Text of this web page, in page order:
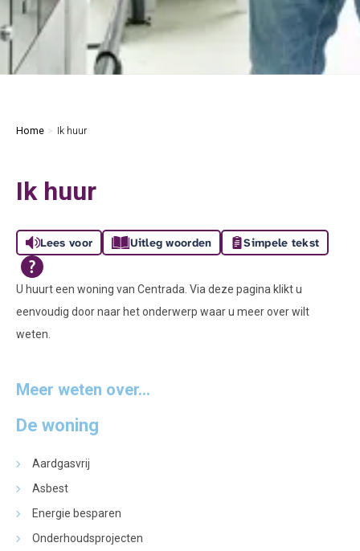
Home Ik huur
Ik huur
Lees voor Uitleg woorden Simpele tekst
U huurt een woning van Centrada. Via deze pagina klikt u
eenvoudig door naar het onderwerp waar u meer over wilt
weten.
Meer weten over...
De woning
Aardgasvrij
Asbest
Energie besparen
Onderhoudsprojecten